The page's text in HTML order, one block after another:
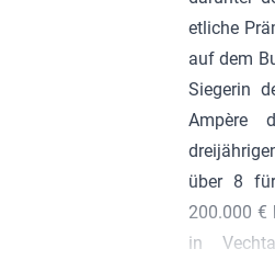
etliche
auf dem
Siegerin
Ampère
über 8
200.000 €
in